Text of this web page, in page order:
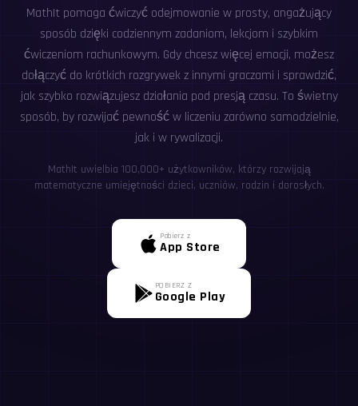
MathIt pomaga ćwiczyć odejmowanie w prosty, angażujący
sposób dzięki codziennym zadaniom, lekcjom i szybkim
ćwiczeniom rachunkowym. Gdy chcesz więcej emocji, możesz
dołączyć do krótkich rozgrywek z innymi graczami i sprawdzić,
jak szybko rozwiązujesz działania pod presją czasu. To świetny
sposób, by rozwijać pewność w liczeniu zarówno samodzielnie,
jak i w rywalizacji.
MathIt uwielbia 100,000+ użytkowników, którzy rozwijają
matematyczne umiejętności dzieci, uczniów, rodzin i dorosłych.
Pobierz z
App Store
POBIERZ Z
Google Play